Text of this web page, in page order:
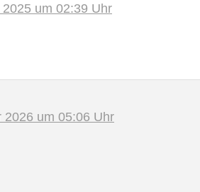
um 02:39 Uhr
2026 um 05:06 Uhr